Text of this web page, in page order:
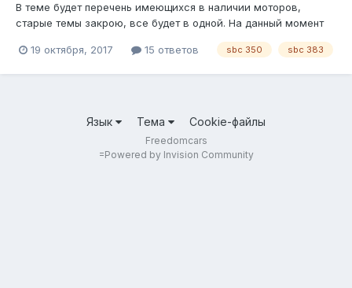
В теме будет перечень имеющихся в наличии моторов,
старые темы закрою, все будет в одной. На данный момент
мощность 550 сил, описание и фото выложу чуть позже, цена
19 октября, 2017 15 ответов sbc 350 sbc 383
Язык Тема Cookie-файлы
Freedomcars
=Powered by Invision Community